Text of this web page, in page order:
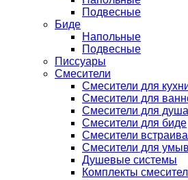
Подвесные
Биде
Напольные
Подвесные
Писсуары
Смесители
Смесители для
Смесители для
Смесители для душа
Смесители для биде
Смесители
Смесители для
Душевые системы
Комплекты